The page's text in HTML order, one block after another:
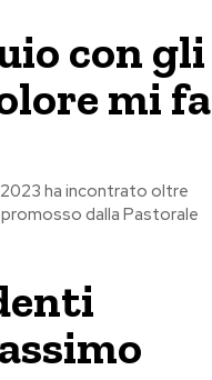
con gli
mi fa
2023 ha incontrato oltre
dalla Pastorale